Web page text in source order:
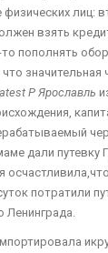
лиц:
взять
пополнять
значительная
P Ярославль
дали
потратили
Ленинграда.